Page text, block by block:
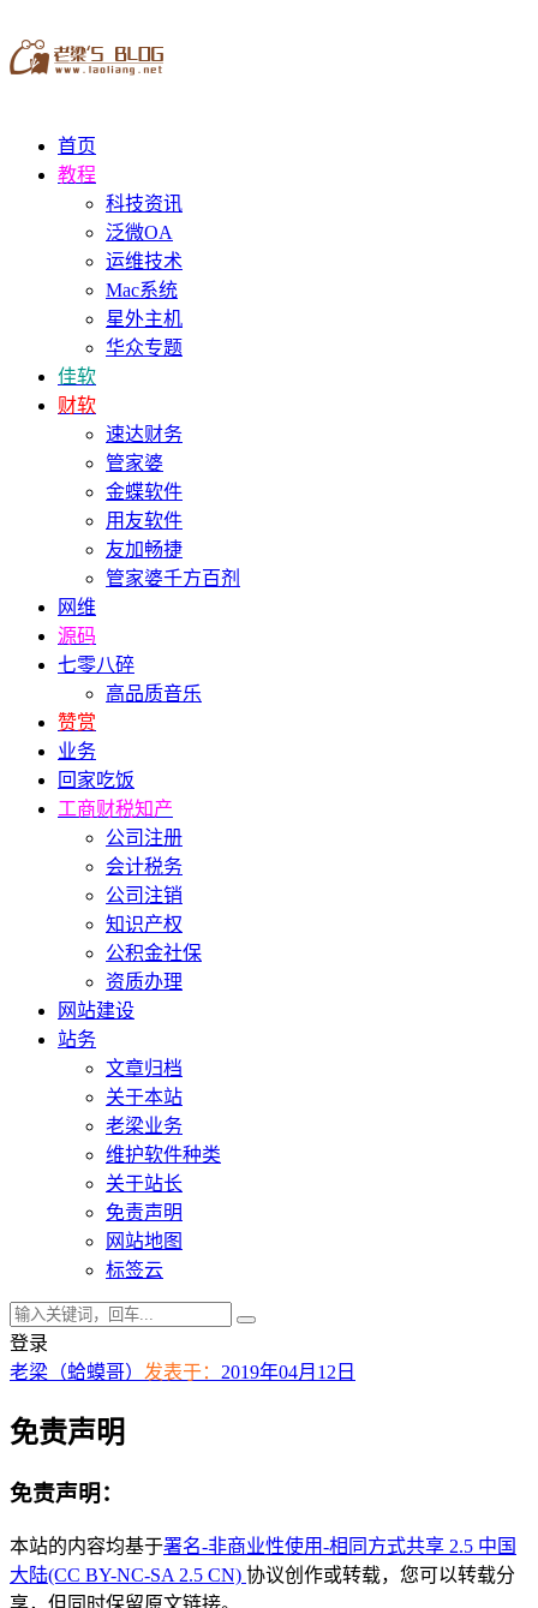
首页
教程
科技资讯
泛微OA
运维技术
Mac系统
星外主机
华众专题
佳软
财软
速达财务
管家婆
金蝶软件
用友软件
友加畅捷
管家婆千方百剂
网维
源码
七零八碎
高品质音乐
赞赏
业务
回家吃饭
工商财税知产
公司注册
会计税务
公司注销
知识产权
公积金社保
资质办理
网站建设
站务
文章归档
关于本站
老梁业务
维护软件种类
关于站长
免责声明
网站地图
标签云
登录
老梁（蛤蟆哥） 发表于： 2019年04月12日
免责声明
免责声明：
本站的内容均基于署名-非商业性使用-相同方式共享 2.5 中国
大陆(CC BY-NC-SA 2.5 CN) 协议创作或转载，您可以转载分
享，但同时保留原文链接。